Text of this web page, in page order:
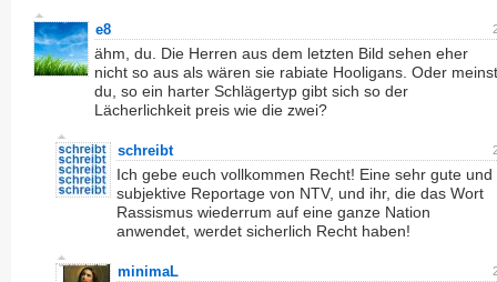
e8
ähm, du. Die Herren aus dem letzten Bild sehen eher
nicht so aus als wären sie rabiate Hooligans. Oder meinst
du, so ein harter Schlägertyp gibt sich so der
Lächerlichkeit preis wie die zwei?
schreibt
Ich gebe euch vollkommen Recht! Eine sehr gute und
subjektive Reportage von NTV, und ihr, die das Wort
Rassismus wiederrum auf eine ganze Nation
anwendet, werdet sicherlich Recht haben!
minimaL